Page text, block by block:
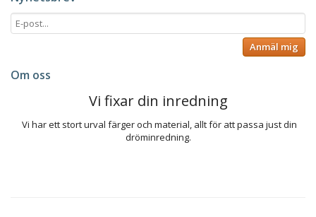
Anmäl mig
Om oss
Vi fixar din inredning
Vi har ett stort urval färger och material, allt för att passa just din
dröminredning.